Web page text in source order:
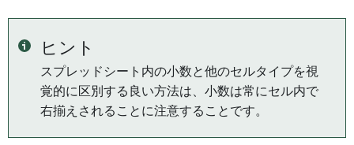
ヒント
スプレッドシート内の小数と他のセルタイプを視
覚的に区別する良い方法は、小数は常にセル内で
右揃えされることに注意することです。